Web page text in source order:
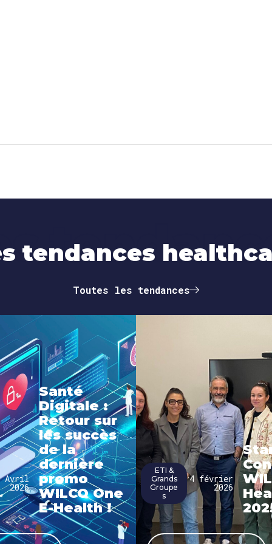
tendances
Toutes les tendances
Avril
2026
Santé
Digitale :
Retour sur
les succès
de la
dernière
promo
WILCO One
E-Health !
ETI &
Grands
Groupe
s
4 février
2026